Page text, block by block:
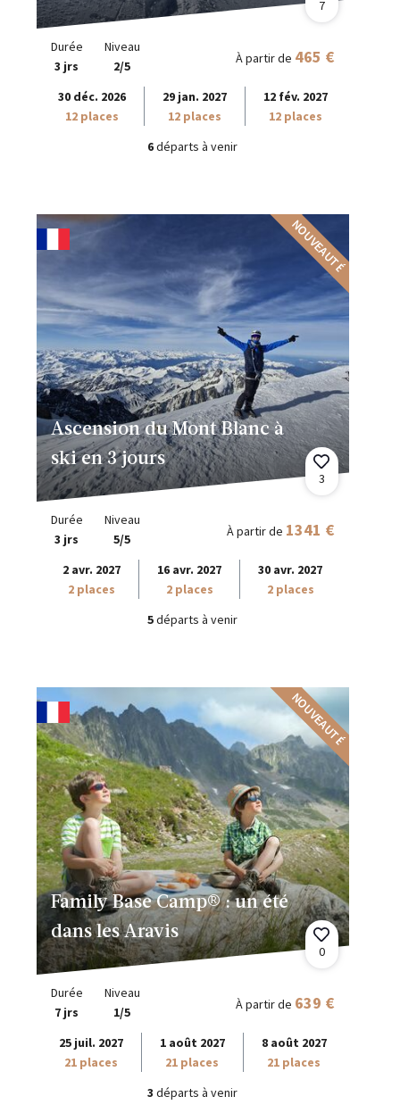
7
Durée
3 jrs
Niveau
2/5
À partir de 465 €
30 déc. 2026
12 places
29 jan. 2027
12 places
12 fév. 2027
12 places
6départs à venir
NOUVEAUTÉ
Ascension du Mont Blanc à
ski en 3 jours
3
Durée
3 jrs
Niveau
5/5
À partir de 1341 €
2 avr. 2027
2 places
16 avr. 2027
2 places
30 avr. 2027
2 places
5départs à venir
NOUVEAUTÉ
Family Base Camp® : un été
dans les Aravis
0
Durée
7 jrs
Niveau
1/5
À partir de 639 €
25 juil. 2027
21 places
1 août 2027
21 places
8 août 2027
21 places
3 départs à venir